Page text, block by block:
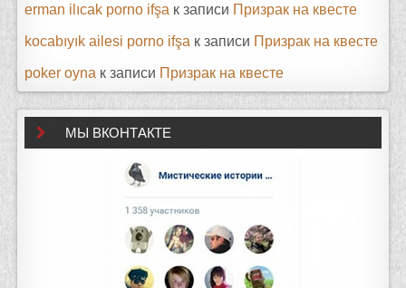
erman ilıcak porno ifşa к записи Призрак на квесте
kocabıyık ailesi porno ifşa к записи Призрак на квесте
poker oyna к записи Призрак на квесте
МЫ ВКОНТАКТЕ